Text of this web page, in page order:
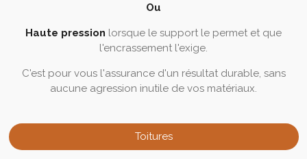
Ou
Haute pression lorsque le support le permet et que
l'encrassement l'exige.
C'est pour vous l'assurance d'un résultat durable, sans
aucune agression inutile de vos matériaux.
Toitures